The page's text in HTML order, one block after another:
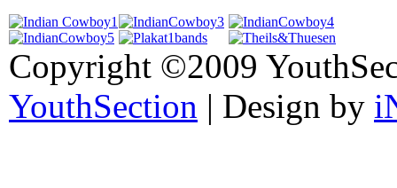
Copyright ©2009
YouthSection | Design by